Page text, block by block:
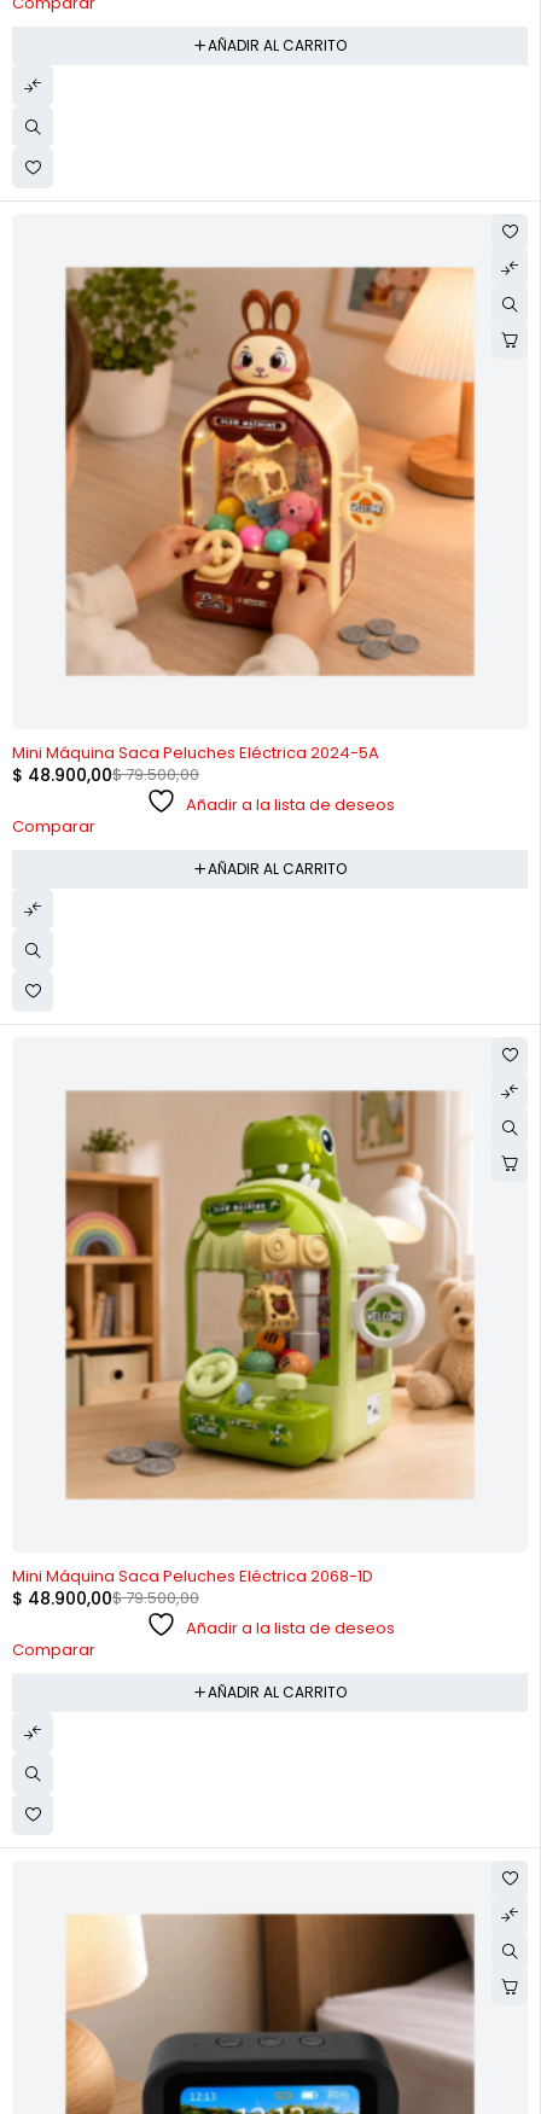
AÑADIR AL CARRITO
-38%
Mini Máquina Saca Peluches Eléctrica 2024-5A
$79.500,00
$ 48.900,00
Añadir a la lista de deseos
Comparar
AÑADIR AL CARRITO
-38%
Mini Máquina Saca Peluches Eléctrica 2068-1D
$79.500,00
$ 48.900,00
Añadir a la lista de deseos
Comparar
AÑADIR AL CARRITO